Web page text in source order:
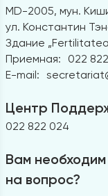
MD-2005, мун.
ул. Константин
Здание
Приемная:
022
E-mail:
Центр
022 822 024
Вам
на вопрос?